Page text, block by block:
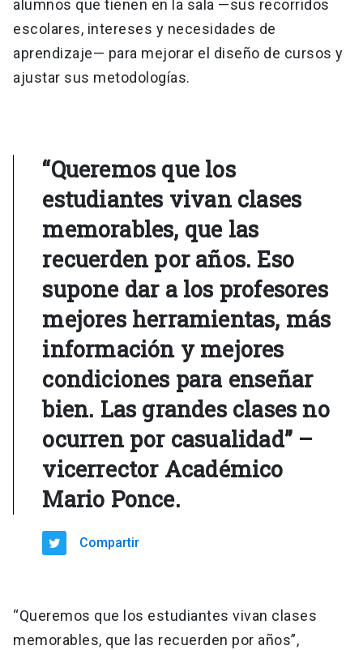
alumnos que tienen en la sala —sus recorridos
escolares, intereses y necesidades de
aprendizaje— para mejorar el diseño de cursos y
ajustar sus metodologías.
“Queremos que los
estudiantes vivan clases
memorables, que las
recuerden por años. Eso
supone dar a los profesores
mejores herramientas, más
información y mejores
condiciones para enseñar
bien. Las grandes clases no
ocurren por casualidad” –
vicerrector Académico
Mario Ponce.
Compartir
“Queremos que los estudiantes vivan clases
memorables, que las recuerden por años”,